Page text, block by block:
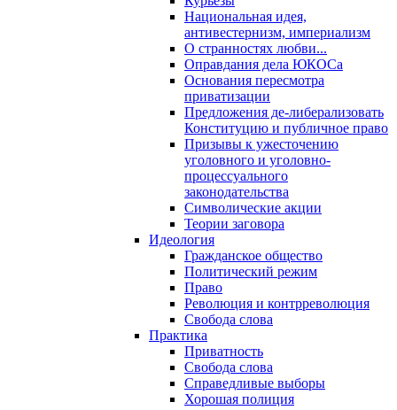
Национальная идея,
антивестернизм, империализм
О странностях любви...
Оправдания дела ЮКОСа
Основания пересмотра
приватизации
Предложения де-либерализовать
Конституцию и публичное право
Призывы к ужесточению
уголовного и уголовно-
процессуального
законодательства
Символические акции
Теории заговора
Идеология
Гражданское общество
Политический режим
Право
Революция и контрреволюция
Свобода слова
Практика
Приватность
Свобода слова
Справедливые выборы
Хорошая полиция